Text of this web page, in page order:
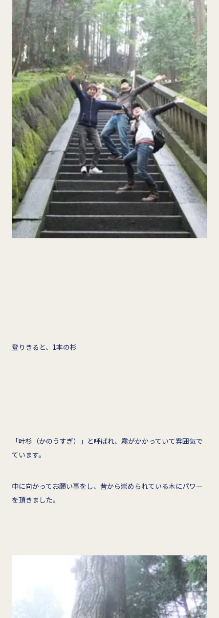
登りきると、1本の杉
「叶杉（かのうすぎ）」と呼ばれ、霧がかかっていて雰囲気で
ています。
中に向かってお願い事をし、昔から崇められている木にパワー
を頂きました。